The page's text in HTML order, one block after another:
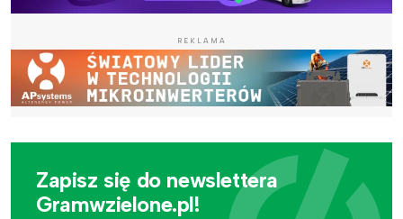
REKLAMA
Zapisz się do newslettera
Gramwzielone.pl!